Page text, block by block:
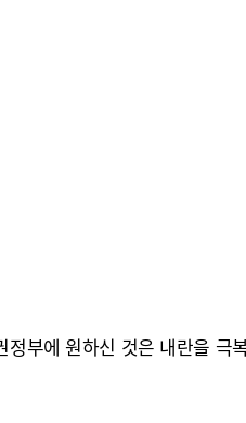
부에 원하신 것은 내란을 극